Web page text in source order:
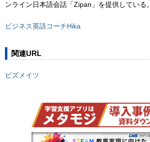
ンライン日本語会話「Zipan」を提供している。
ビジネス英語コーチHika
関連URL
ビズメイツ